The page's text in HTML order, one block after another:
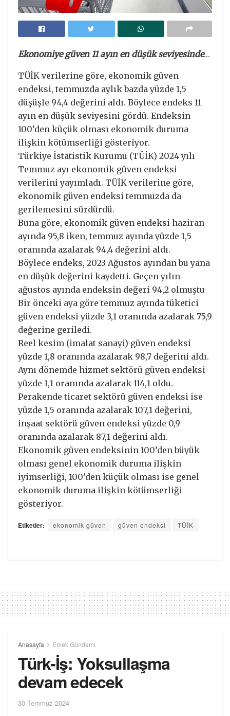
Ekonomiye güven 11 ayın en düşük seviyesinde…
TÜİK verilerine göre, ekonomik güven
endeksi, temmuzda aylık bazda yüzde 1,5
düşüşle 94,4 değerini aldı. Böylece endeks 11
ayın en düşük seviyesini gördü. Endeksin
100’den küçük olması ekonomik duruma
ilişkin kötümserliği gösteriyor.
Türkiye İstatistik Kurumu (TÜİK) 2024 yılı
Temmuz ayı ekonomik güven endeksi
verilerini yayımladı. TÜİK verilerine göre,
ekonomik güven endeksi temmuzda da
gerilemesini sürdürdü.
Buna göre, ekonomik güven endeksi haziran
ayında 95,8 iken, temmuz ayında yüzde 1,5
oranında azalarak 94,4 değerini aldı.
Böylece endeks, 2023 Ağustos ayından bu yana
en düşük değerini kaydetti. Geçen yılın
ağustos ayında endeksin değeri 94,2 olmuştu
Bir önceki aya göre temmuz ayında tüketici
güven endeksi yüzde 3,1 oranında azalarak 75,9
değerine geriledi.
Reel kesim (imalat sanayi) güven endeksi
yüzde 1,8 oranında azalarak 98,7 değerini aldı.
Aynı dönemde hizmet sektörü güven endeksi
yüzde 1,1 oranında azalarak 114,1 oldu.
Perakende ticaret sektörü güven endeksi ise
yüzde 1,5 oranında azalarak 107,1 değerini,
inşaat sektörü güven endeksi yüzde 0,9
oranında azalarak 87,1 değerini aldı.
Ekonomik güven endeksinin 100’den büyük
olması genel ekonomik duruma ilişkin
iyimserliği, 100’den küçük olması ise genel
ekonomik duruma ilişkin kötümserliği
gösteriyor.
Etiketler: ekonomik güven güven endeksi TÜİK
Anasayfa Emek Gündemi
Türk-İş: Yoksullaşma
devam edecek
30 Temmuz 2024